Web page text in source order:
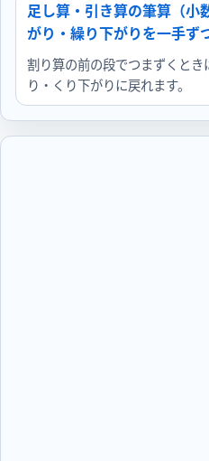
足し算・引き算の筆算（小
がり・繰り下がりを一手ず
割り算の前の段でつまずくと
り・くり下がりに戻れます。